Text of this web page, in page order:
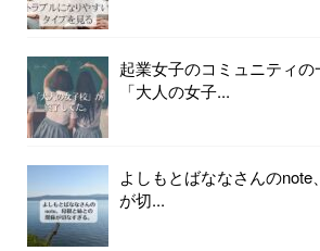
起業女子のコミュニティの
「大人の女子...
よしもとばななさんの
が切...